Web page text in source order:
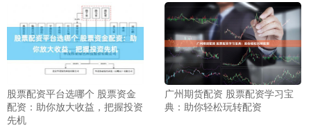
股票配资平台选哪个 股票资金
配资：助你放大收益，把握投资
先机
广州期货配资 股票配资学习宝
典：助你轻松玩转配资